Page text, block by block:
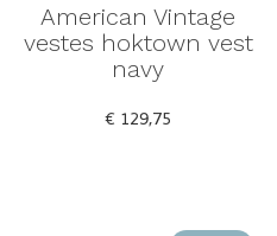
American Vintage
vestes hoktown vest
navy
€ 129,75